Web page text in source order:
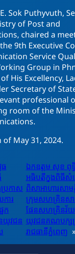
Sok Puthyvuth,
of Post and
chaired a
9th Executive
Service
Group in
His Excellency,
Secretary of
professional
room of the
May 31, 2024.
ធ
កាស
ារ
ក
យុវជន
ឯកឧត្តម សុខ ពុទ្
អធិបតីក្នុងពិធី
ពិសាអាហារសាម
ក្រុមសហគ្រិនសាខ
ផែនសហគ្រិនវ័យក្
យុវជនគណបក្សប្
រាជធានីភ្នំពេញ